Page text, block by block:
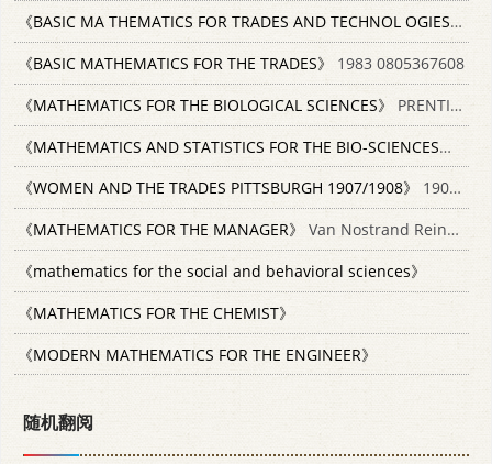
《BASIC MA THEMATICS FOR TRADES AND TECHNOL OGIES》
《BASIC MATHEMATICS FOR THE TRADES》
1983 0805367608
《MATHEMATICS FOR THE BIOLOGICAL SCIENCES》
PRENTICE-HALL，INC. 0135624398
《MATHEMATICS AND STATISTICS FOR THE BIO-SCIENCES》
《WOMEN AND THE TRADES PITTSBURGH 1907/1908》
1909 THE PITTSBURGH SURVEY
《MATHEMATICS FOR THE MANAGER》
Van Nostrand Reinhold(UK)Co.Ltd 0442307861
《mathematics for the social and behavioral sciences》
《MATHEMATICS FOR THE CHEMIST》
《MODERN MATHEMATICS FOR THE ENGINEER》
随机翻阅